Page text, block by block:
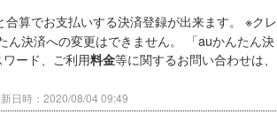
合算でお支払いする決済登録が出来ます。 ※クレ
ん決済への変更はできません。 「auかんたん決
ード、ご利用料金等に関するお問い合わせは、
日時：2020/08/04 09:49